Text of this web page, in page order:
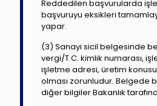
Reddedilen başvurularda
başvuruyu eksikleri
yapar.
(3) Sanayi sicil belgesinde
vergi/T.C. kimlik numarası,
işletme adresi, üretim
olması zorunludur. Belgede
diğer bilgiler Bakanlık